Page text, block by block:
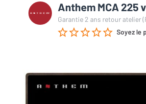
Anthem MCA 225
Garantie 2 ans retour atelier
Soyez le